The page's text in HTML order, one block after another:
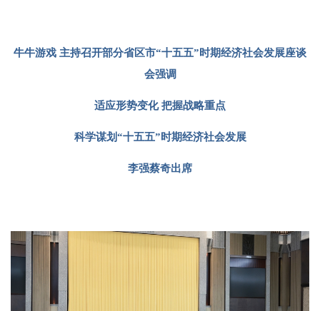
牛牛游戏 主持召开部分省区市“十五五”时期经济社会发展座谈
会强调
适应形势变化 把握战略重点
科学谋划“十五五”时期经济社会发展
李强蔡奇出席